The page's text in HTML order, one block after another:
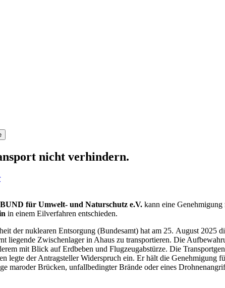
nicht verhindern.
für Umwelt- und Naturschutz e.V. kann eine Genehmigung
in einem Eilverfahren entschieden.
der nuklearen Entsorgung (Bundesamt) hat am 25. August 2025
liegende Zwischenlager in Ahaus zu transportieren. Die
mit Blick auf Erdbeben und Flugzeugabstürze. Die
legte der Antragsteller Widerspruch ein. Er hält die
maroder Brücken, unfallbedingter Brände oder eines